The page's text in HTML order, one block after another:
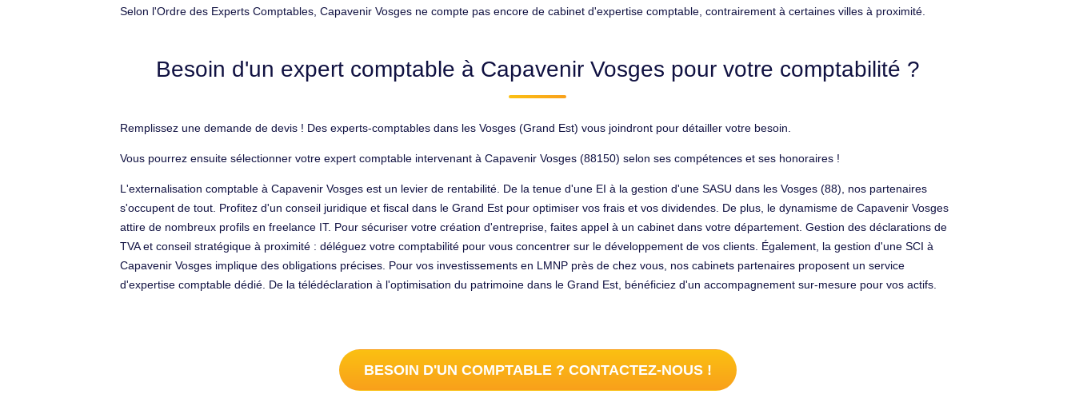
Selon l'Ordre des Experts Comptables, Capavenir Vosges ne compte pas encore de cabinet d'expertise comptable, contrairement à certaines villes à proximité.
Besoin d'un expert comptable à Capavenir Vosges pour votre comptabilité ?
Remplissez une demande de devis ! Des experts-comptables dans les Vosges (Grand Est) vous joindront pour détailler votre besoin.
Vous pourrez ensuite sélectionner votre expert comptable intervenant à Capavenir Vosges (88150) selon ses compétences et ses honoraires !
L'externalisation comptable à Capavenir Vosges est un levier de rentabilité. De la tenue d'une EI à la gestion d'une SASU dans les Vosges (88), nos partenaires
s'occupent de tout. Profitez d'un conseil juridique et fiscal dans le Grand Est pour optimiser vos frais et vos dividendes. De plus, le dynamisme de Capavenir Vosges
attire de nombreux profils en freelance IT. Pour sécuriser votre création d'entreprise, faites appel à un cabinet dans votre département. Gestion des déclarations de
TVA et conseil stratégique à proximité : déléguez votre comptabilité pour vous concentrer sur le développement de vos clients. Également, la gestion d'une SCI à
Capavenir Vosges implique des obligations précises. Pour vos investissements en LMNP près de chez vous, nos cabinets partenaires proposent un service
d'expertise comptable dédié. De la télédéclaration à l'optimisation du patrimoine dans le Grand Est, bénéficiez d'un accompagnement sur-mesure pour vos actifs.
BESOIN D'UN COMPTABLE ? CONTACTEZ-NOUS !